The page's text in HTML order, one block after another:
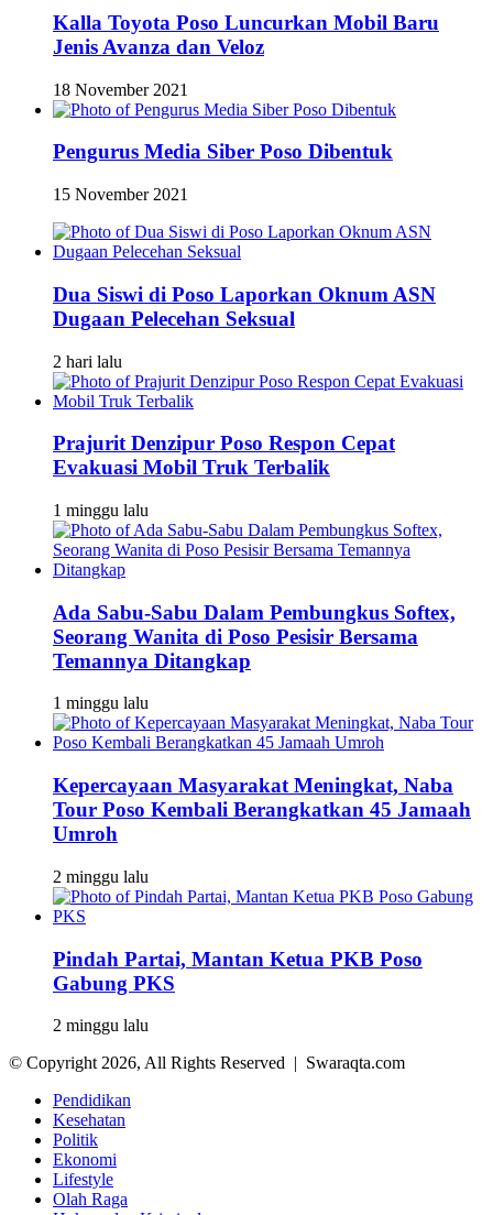
Kalla Toyota Poso Luncurkan Mobil Baru
Jenis Avanza dan Veloz
18 November 2021
Pengurus Media Siber Poso Dibentuk
15 November 2021
Dua Siswi di Poso Laporkan Oknum ASN
Dugaan Pelecehan Seksual
2 hari lalu
Prajurit Denzipur Poso Respon Cepat
Evakuasi Mobil Truk Terbalik
1 minggu lalu
Ada Sabu-Sabu Dalam Pembungkus Softex,
Seorang Wanita di Poso Pesisir Bersama
Temannya Ditangkap
1 minggu lalu
Kepercayaan Masyarakat Meningkat, Naba
Tour Poso Kembali Berangkatkan 45 Jamaah
Umroh
2 minggu lalu
Pindah Partai, Mantan Ketua PKB Poso
Gabung PKS
2 minggu lalu
© Copyright 2026, All Rights Reserved | Swaraqta.com
Pendidikan
Kesehatan
Politik
Ekonomi
Lifestyle
Olah Raga